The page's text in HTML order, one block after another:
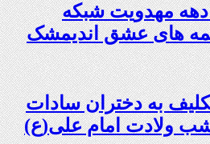
دهه مهدویت شبکه
های عشق اندیمشک
به دختران سادات
شب ولادت امام علی(ع)